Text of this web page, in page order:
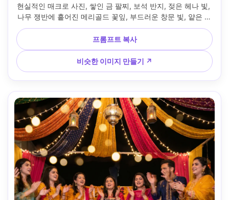
현실적인 매크로 사진, 쌓인 금 팔찌, 보석 반지, 젖은 헤나 빛,
나무 쟁반에 흩어진 메리골드 꽃잎, 부드러운 창문 빛, 얕은 피
사계 깊이, Sony A7IV 90mm 매크로 렌즈로 촬영, 산뜻한 피
부 질감, 따뜻한 색상 등급, 고급 웨딩 디테일 사진 --ar 4:5
프롬프트 복사
비슷한 이미지 만들기 ↗